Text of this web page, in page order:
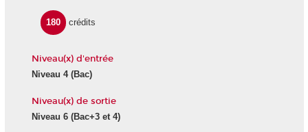
180 crédits
Niveau(x) d'entrée
Niveau 4(Bac)
Niveau(x) de sortie
Niveau 6(Bac+3 et 4)